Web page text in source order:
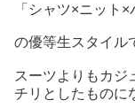
「シャツ×ニット×
の優等生スタイル
スーツよりもカジ
チリとしたものに